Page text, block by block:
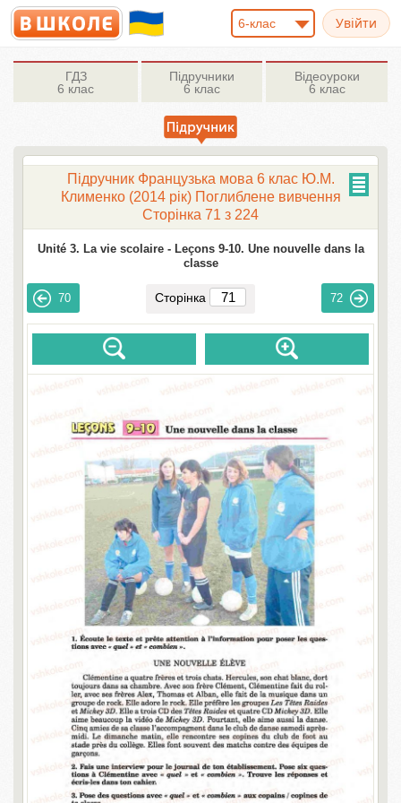
6-клас
ГДЗ
6 клас
Підручники
6 клас
Відеоуроки
6 клас
Підручник Французька мова 6 клас Ю.М.
Клименко (2014 рік) Поглиблене вивчення
Сторінка 71 з 224
Unité 3. La vie scolaire - Leçons 9-10. Une nouvelle dans la
classe
70 Сторінка 72